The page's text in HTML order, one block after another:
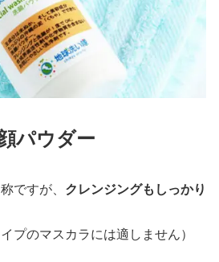
パウダー
ですが、 クレンジングもしっかり
プのマスカラには適しません）